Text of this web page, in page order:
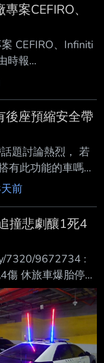
案CEFIRO、
CEFIRO、Infiniti
時報
，推出過不少經典
最具代表
藏與使用。為協
日產宣布推出「經
9月30日止，針對
後座預縮安全帶
題討論熱烈， 若
有此功能的車嗎？
車APP以後是不是
全帶車輛的選項
能分享看法的？ -
前
撞悲劇釀1死4
7320/9672734 :
傷 休旅車爆胎停內
05 16:45 聯合報
導 : 國道3號北向
下午發生死亡車
內 : 側車道，後方
造成2車共5人送